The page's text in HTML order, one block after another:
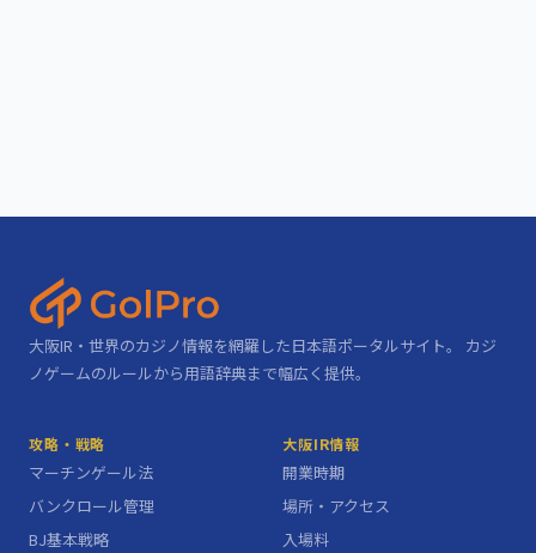
大阪IR・世界のカジノ情報を網羅した日本語ポータルサイト。 カジ
ノゲームのルールから用語辞典まで幅広く提供。
攻略・戦略
マーチンゲール法
バンクロール管理
BJ基本戦略
大阪IR情報
開業時期
場所・アクセス
入場料